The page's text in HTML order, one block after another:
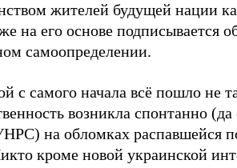
жителей будущей нации
на его основе подписывается
самоопределении.
с самого начала всё пошло не
возникла спонтанно
на обломках распавшейся
кроме новой украинской